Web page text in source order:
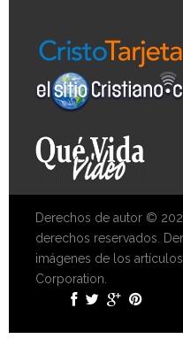
Derechos de autor ©
derechos reservados.
imágenes de los
Corporation.